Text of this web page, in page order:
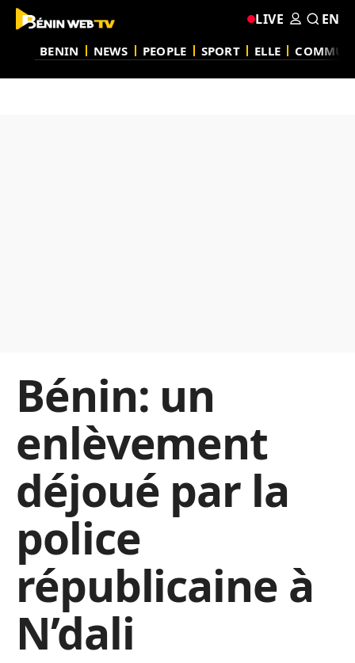
BENIN NEWS PEOPLE SPORT ELLE
LIVE EN
Bénin: un
enlèvement
déjoué par la
police
républicaine à
N’dali